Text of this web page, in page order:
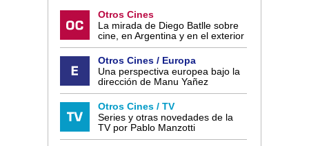
Otros Cines
La mirada de Diego Batlle sobre
cine, en Argentina y en el exterior
Otros Cines / Europa
Una perspectiva europea bajo la
dirección de Manu Yañez
Otros Cines / TV
Series y otras novedades de la
TV por Pablo Manzotti